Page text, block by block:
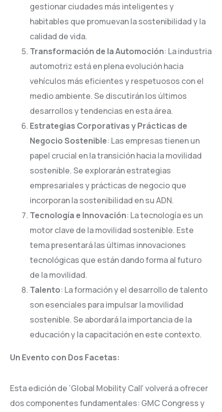
gestionar ciudades más inteligentes y
habitables que promuevan la sostenibilidad y la
calidad de vida.
Transformación de la Automoción: La industria
automotriz está en plena evolución hacia
vehículos más eficientes y respetuosos con el
medio ambiente. Se discutirán los últimos
desarrollos y tendencias en esta área.
Estrategias Corporativas y Prácticas de
Negocio Sostenible: Las empresas tienen un
papel crucial en la transición hacia la movilidad
sostenible. Se explorarán estrategias
empresariales y prácticas de negocio que
incorporan la sostenibilidad en su ADN.
Tecnología e Innovación: La tecnología es un
motor clave de la movilidad sostenible. Este
tema presentará las últimas innovaciones
tecnológicas que están dando forma al futuro
de la movilidad.
Talento: La formación y el desarrollo de talento
son esenciales para impulsar la movilidad
sostenible. Se abordará la importancia de la
educación y la capacitación en este contexto.
Un Evento con Dos Facetas:
Esta edición de ‘Global Mobility Call’ volverá a ofrecer
dos componentes fundamentales: GMC Congress y